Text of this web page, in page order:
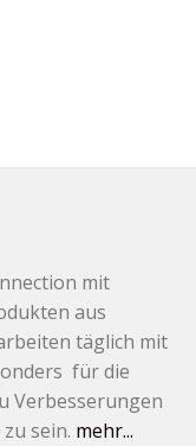
mit
aus
täglich mit
für die
Verbesserungen
sein. mehr...